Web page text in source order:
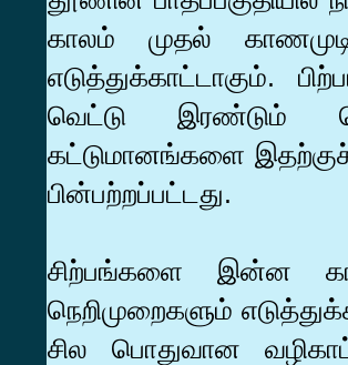
காலம் முதல்
எடுத்துக்காட்டாகும்.
வெட்டு இரண்டும்
கட்டுமானங்களை
பின்பற்றப்பட்டது.
சிற்பங்களை இன்ன
நெறிமுறைகளும்
சில பொதுவான